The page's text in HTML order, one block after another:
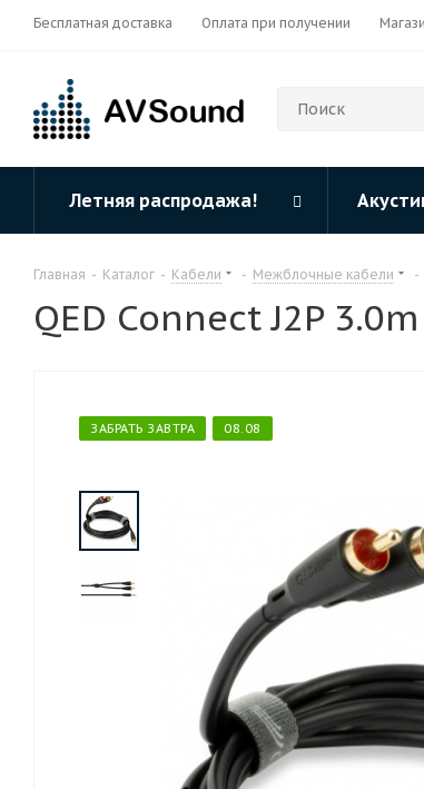
Бесплатная доставка Оплата при получении
Летняя распродажа!
Главная - Каталог - Кабели - Межблочные кабели -
QED Connect J2P
ЗАБРАТЬ ЗАВТРА 08.08